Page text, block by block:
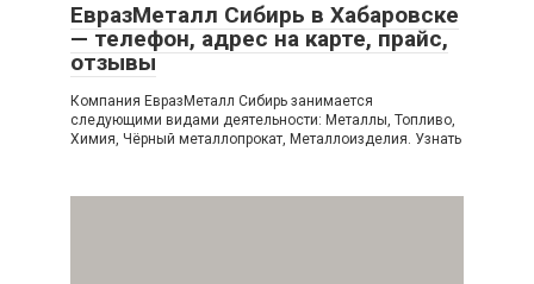
ЕвразМеталл Сибирь в Хабаровске
— телефон, адрес на карте, прайс,
отзывы
Компания ЕвразМеталл Сибирь занимается
следующими видами деятельности: Металлы, Топливо,
Химия, Чёрный металлопрокат, Металлоизделия. Узнать